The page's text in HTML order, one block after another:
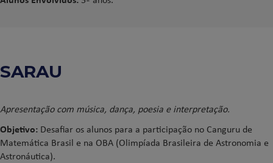
SARAU
Apresentação com música, dança, poesia e interpretação.
Objetivo: Desafiar os alunos para a participação no Canguru de
Matemática Brasil e na OBA (Olimpíada Brasileira de Astronomia e
Astronáutica).